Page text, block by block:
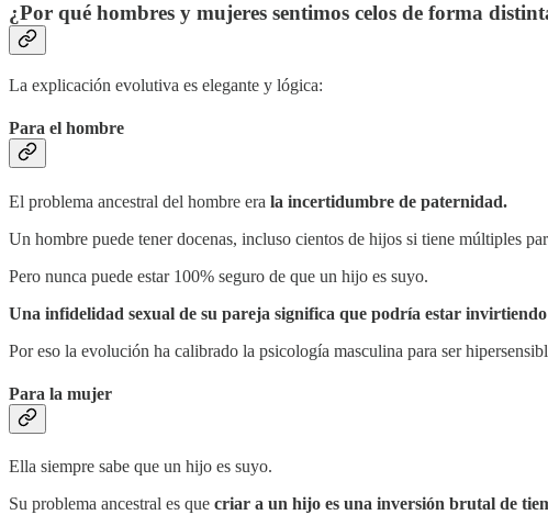
¿Por qué hombres y mujeres sentimos celos de forma
La explicación evolutiva es elegante y lógica:
Para el hombre
El problema ancestral del hombre era la incertidumbre de paternidad.
Un hombre puede tener docenas, incluso cientos de hijos si tiene múltiples
Pero nunca puede estar 100% seguro de que un hijo es suyo.
Una infidelidad sexual de su pareja significa que podría estar
Por eso la evolución ha calibrado la psicología masculina para ser
Para la mujer
Ella siempre sabe que un hijo es suyo.
Su problema ancestral es que criar a un hijo es una inversión brutal de